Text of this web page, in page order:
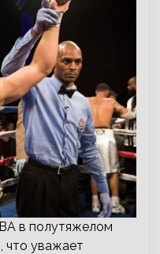
в полутяжелом
что уважает